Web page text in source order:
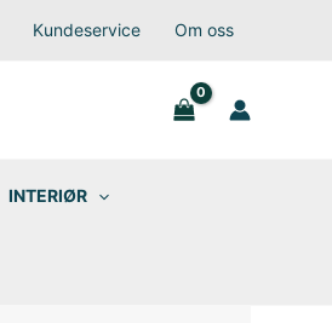
Kundeservice Om oss
INTERIØR